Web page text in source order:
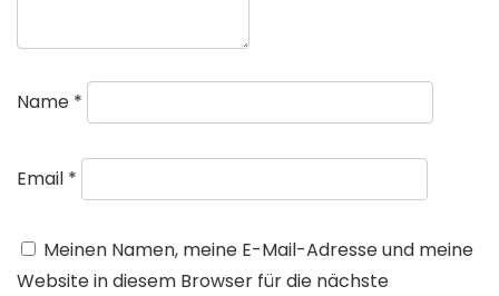
Name *
Email *
Meinen Namen, meine E-Mail-Adresse und meine
Website in diesem Browser für die nächste